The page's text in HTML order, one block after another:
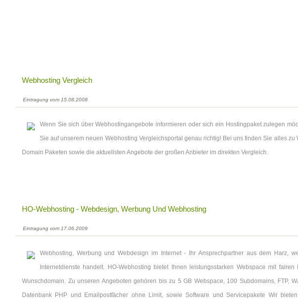
Webhosting Vergleich
Eintragung vom 15.08.2008
Wenn Sie sich über Webhostingangebote informieren oder sich ein Hostingpaket zulegen
Sie auf unserem neuen Webhosting Vergleichsportal genau richtig! Bei uns finden Sie alles zu
Domain Paketen sowie die aktuellsten Angebote der großen Anbieter im direkten Vergleich.
HO-Webhosting - Webdesign, Werbung Und Webhosting
Eintragung vom 17.06.2009
Webhosting, Werbung und Webdesign im Internet - Ihr Ansprechpartner aus dem Harz,
Internetdienste handelt. HO-Webhosting bietet Ihnen leistungsstarken Webspace mit fairen
Wunschdomain. Zu unseren Angeboten gehören bis zu 5 GB Webspace, 100 Subdomains, FTP,
Datenbank PHP und Emailpostfächer ohne Limit, sowie Software und Servicepakete Wir